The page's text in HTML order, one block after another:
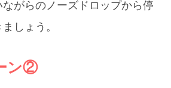
がらのノーズドロップから停
しょう。
ン②